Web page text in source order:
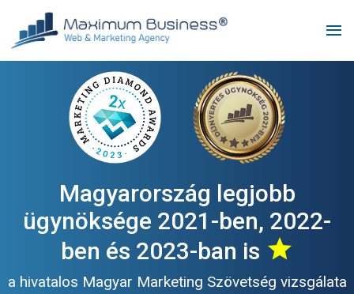
menu
Magyarország legjobb
ügynöksége 2021-ben, 2022-
ben és 2023-ban is star
a hivatalos Magyar Marketing Szövetség vizsgálata